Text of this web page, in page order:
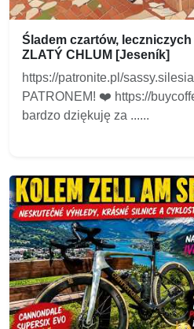
Śladem czartów, leczniczych
ZLATÝ CHLUM [Jeseník]
https://patronite.pl/
PATRONEM! ❤️ https://
bardzo dziękuję za ......